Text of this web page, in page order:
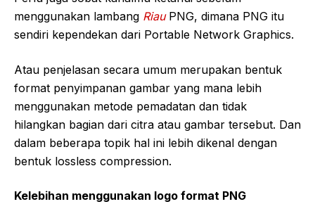
menggunakan lambang RiauPNG, dimana PNG itu
sendiri kependekan dari Portable Network Graphics.
Atau penjelasan secara umum merupakan bentuk
format penyimpanan gambar yang mana lebih
menggunakan metode pemadatan dan tidak
hilangkan bagian dari citra atau gambar tersebut. Dan
dalam beberapa topik hal ini lebih dikenal dengan
bentuk lossless compression.
Kelebihan menggunakan logo format PNG